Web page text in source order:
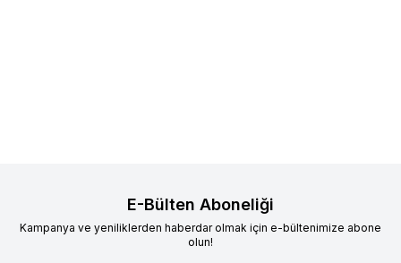
E-Bülten Aboneliği
Kampanya ve yeniliklerden haberdar olmak için e-bültenimize abone
olun!